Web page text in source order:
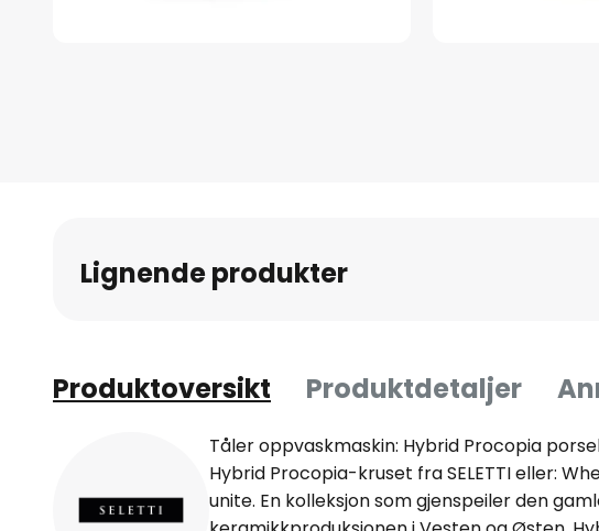
Lignende produkter
Produktoversikt Produktdetaljer
Tåler oppvaskmaskin: Hybrid Procopia
Hybrid Procopia-kruset fra SELETTI eller:
unite. En kolleksjon som gjenspeiler den